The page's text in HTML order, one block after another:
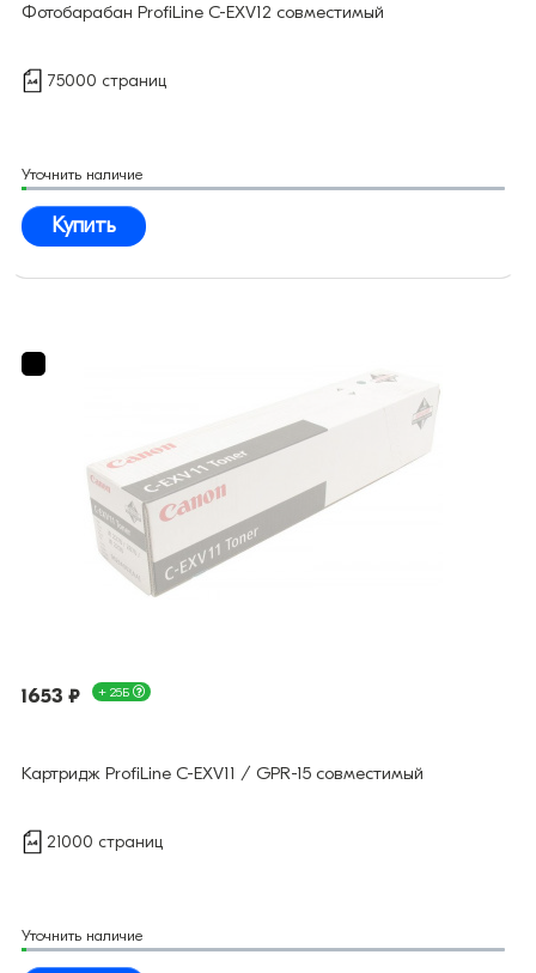
Фотобарабан ProfiLine C-EXV12 совместимый
75000 страниц
Уточнить наличие
Купить
1653 ₽ + 25Б
Картридж ProfiLine C-EXV11 / GPR-15 совместимый
21000 страниц
Уточнить наличие